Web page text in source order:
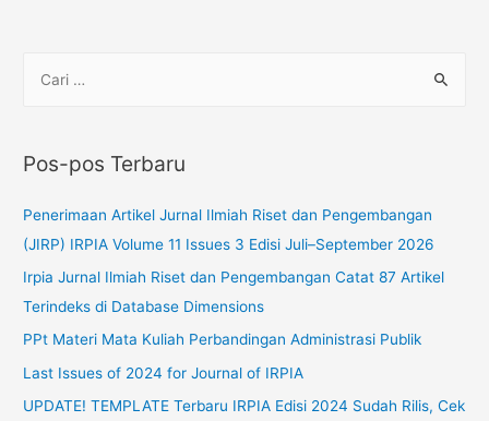
Pos-pos Terbaru
Penerimaan Artikel Jurnal Ilmiah Riset dan Pengembangan
(JIRP) IRPIA Volume 11 Issues 3 Edisi Juli–September 2026
Irpia Jurnal Ilmiah Riset dan Pengembangan Catat 87 Artikel
Terindeks di Database Dimensions
PPt Materi Mata Kuliah Perbandingan Administrasi Publik
Last Issues of 2024 for Journal of IRPIA
UPDATE! TEMPLATE Terbaru IRPIA Edisi 2024 Sudah Rilis, Cek